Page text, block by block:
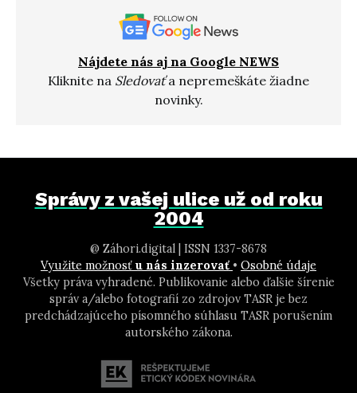
Nájdete nás aj na Google NEWS
Kliknite na Sledovaťa nepremeškáte žiadne
novinky.
Správy z vašej ulice už od roku
2004
@ Záhori.digital | ISSN 1337-8678
Využite možnosť u nás inzerovať • Osobné údaje
Všetky práva vyhradené. Publikovanie alebo ďalšie šírenie
správ a/alebo fotografií zo zdrojov TASR je bez
predchádzajúceho písomného súhlasu TASR porušením
autorského zákona.